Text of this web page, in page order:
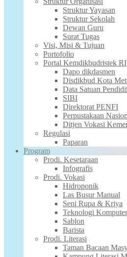
Struktur Yayasan
Struktur Sekolah
Dewan Guru
Surat Tugas
Visi, Misi & Tujuan
Portofolio
Portal Kemdikbudristek RI
Dapo dikdasmen
Disdikbud Kota
Data Satuan
SIBI
Direktorat PENFI
Perpustakaan
Ditjen Vokasi
Regulasi
Paparan
Program
Prodi. Kesetaraan
Infografis
Prodi. Vokasi
Hidroponik
Las Busur Manual
Seni Rupa & Kriya
Teknologi Komputer
Sablon
Barista
Prodi. Literasi
Taman Bacaan